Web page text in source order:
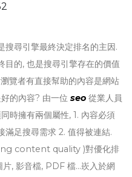
搜尋引擎最終決定排名的主因.
目的, 也是搜尋引擎存在的價值
覽者有直接幫助的內容是網站
的內容? 由一位 seo 從業人員
時擁有兩個屬性, 1. 內容必須
滿足搜尋需求 2. 值得被連結.
content quality )對優化排
, 影音檔, PDF 檔...崁入於網